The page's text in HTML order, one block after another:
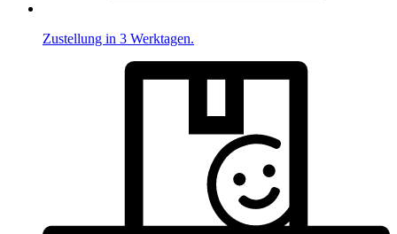
Zustellung in 3 Werktagen.